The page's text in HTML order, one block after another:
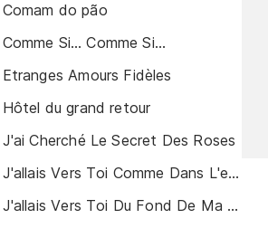
Comam do pão
Comme Si… Comme Si…
Etranges Amours Fidèles
Hôtel du grand retour
J'ai Cherché Le Secret Des Roses
J'allais Vers Toi Comme Dans L'eau La Paille
J'allais Vers Toi Du Fond De Ma Souffrance